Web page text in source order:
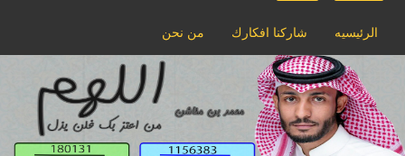
من نحن شاركنا افكارك الرئيسيه